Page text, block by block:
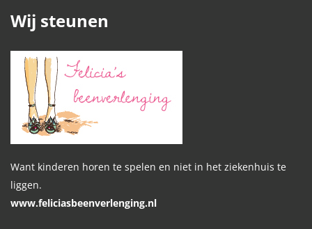
Wij steunen
Want kinderen horen te spelen en niet in het ziekenhuis te
liggen.
www.feliciasbeenverlenging.nl